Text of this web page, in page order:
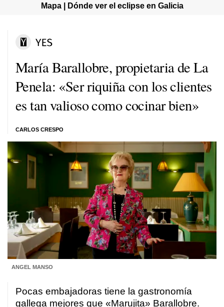
Mapa | Dónde ver el eclipse en Galicia
María Barallobre, propietaria de La
Penela: «Ser riquiña con los clientes
es tan valioso como cocinar bien»
CARLOS CRESPO
ANGEL MANSO
Pocas embajadoras tiene la gastronomía
gallega mejores que «Marujita» Barallobre.